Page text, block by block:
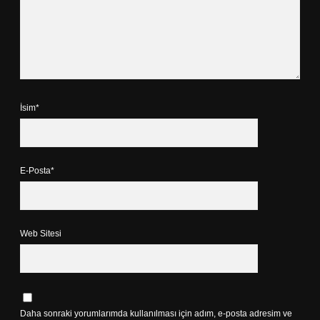
İsim*
E-Posta*
Web Sitesi
Daha sonraki yorumlarımda kullanılması için adım, e-posta adresim ve